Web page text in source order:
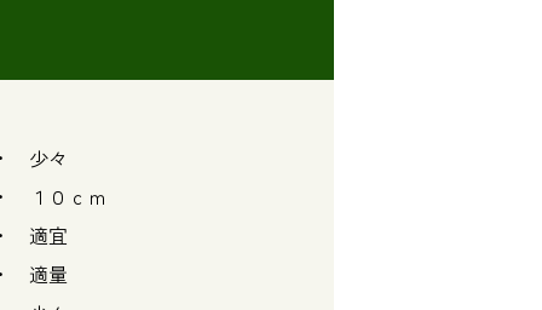
々
ｃｍ
宜
量